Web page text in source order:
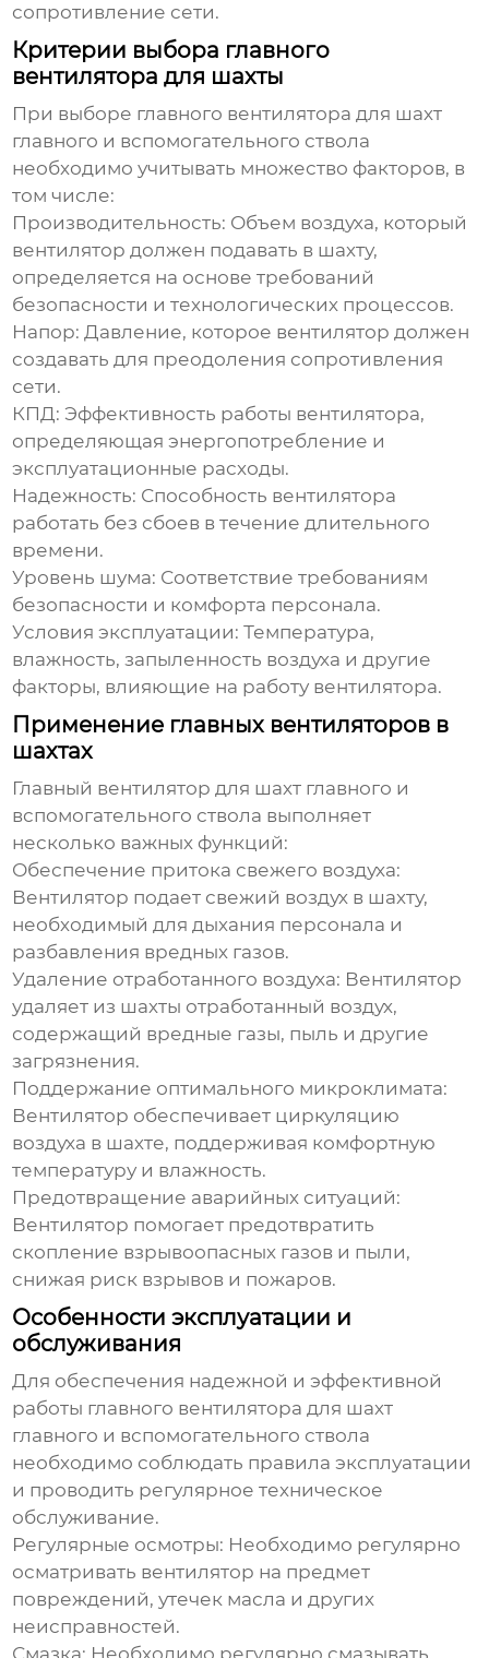
сопротивление сети.
Критерии выбора главного
вентилятора для шахты
При выборе главного вентилятора для шахт
главного и вспомогательного ствола
необходимо учитывать множество факторов, в
том числе:
Производительность: Объем воздуха, который
вентилятор должен подавать в шахту,
определяется на основе требований
безопасности и технологических процессов.
Напор: Давление, которое вентилятор должен
создавать для преодоления сопротивления
сети.
КПД: Эффективность работы вентилятора,
определяющая энергопотребление и
эксплуатационные расходы.
Надежность: Способность вентилятора
работать без сбоев в течение длительного
времени.
Уровень шума: Соответствие требованиям
безопасности и комфорта персонала.
Условия эксплуатации: Температура,
влажность, запыленность воздуха и другие
факторы, влияющие на работу вентилятора.
Применение главных вентиляторов в
шахтах
Главный вентилятор для шахт главного и
вспомогательного ствола выполняет
несколько важных функций:
Обеспечение притока свежего воздуха:
Вентилятор подает свежий воздух в шахту,
необходимый для дыхания персонала и
разбавления вредных газов.
Удаление отработанного воздуха: Вентилятор
удаляет из шахты отработанный воздух,
содержащий вредные газы, пыль и другие
загрязнения.
Поддержание оптимального микроклимата:
Вентилятор обеспечивает циркуляцию
воздуха в шахте, поддерживая комфортную
температуру и влажность.
Предотвращение аварийных ситуаций:
Вентилятор помогает предотвратить
скопление взрывоопасных газов и пыли,
снижая риск взрывов и пожаров.
Особенности эксплуатации и
обслуживания
Для обеспечения надежной и эффективной
работы главного вентилятора для шахт
главного и вспомогательного ствола
необходимо соблюдать правила эксплуатации
и проводить регулярное техническое
обслуживание.
Регулярные осмотры: Необходимо регулярно
осматривать вентилятор на предмет
повреждений, утечек масла и других
неисправностей.